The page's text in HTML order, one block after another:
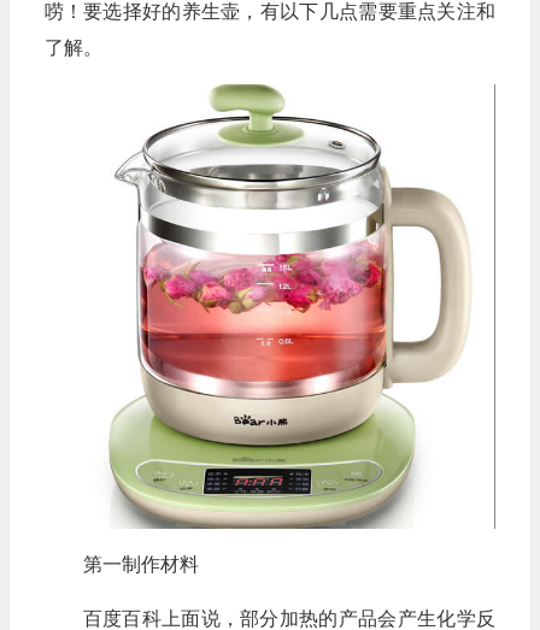
唠！要选择好的养生壶，有以下几点需要重点关注和
了解。
第一制作材料
百度百科上面说，部分加热的产品会产生化学反